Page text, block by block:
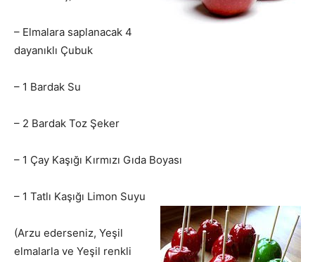
– Elmalara saplanacak 4
dayanıklı Çubuk
– 1 Bardak Su
– 2 Bardak Toz Şeker
– 1 Çay Kaşığı Kırmızı Gıda Boyası
– 1 Tatlı Kaşığı Limon Suyu
(Arzu ederseniz, Yeşil
elmalarla ve Yeşil renkli